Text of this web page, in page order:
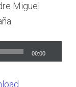
Miguel
00:00